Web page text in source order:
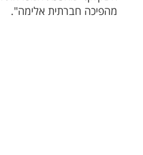
מהפיכה חברתית אלימה".